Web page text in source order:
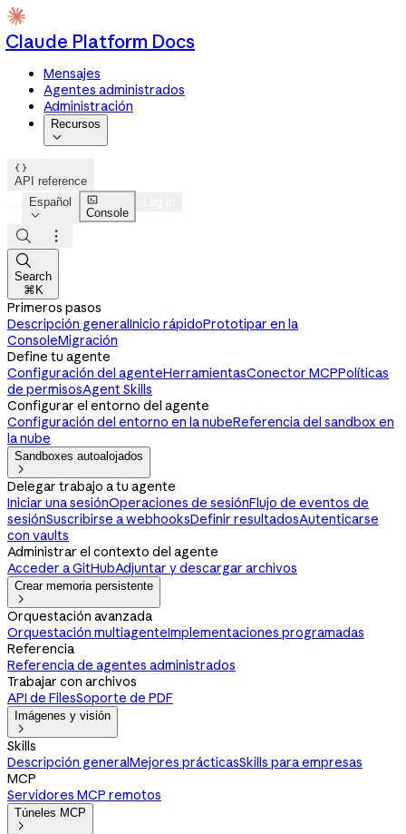
Claude Platform Docs
Mensajes
Agentes administrados
Administración
Recursos


API reference
Español


Console



Search
⌘K
Primeros pasos
Descripción generalInicio rápidoPrototipar en la
ConsoleMigración
Define tu agente
Configuración del agenteHerramientasConector MCPPolíticas
de permisosAgent Skills
Configurar el entorno del agente
Configuración del entorno en la nubeReferencia del sandbox en
la nube
Sandboxes autoalojados

Delegar trabajo a tu agente
Iniciar una sesiónOperaciones de sesiónFlujo de eventos de
sesiónSuscribirse a webhooksDefinir resultadosAutenticarse
con vaults
Administrar el contexto del agente
Acceder a GitHubAdjuntar y descargar archivos
Crear memoria persistente

Orquestación avanzada
Orquestación multiagenteImplementaciones programadas
Referencia
Referencia de agentes administrados
Trabajar con archivos
API de FilesSoporte de PDF
Imágenes y visión

Skills
Descripción generalMejores prácticasSkills para empresas
MCP
Servidores MCP remotos
Túneles MCP
